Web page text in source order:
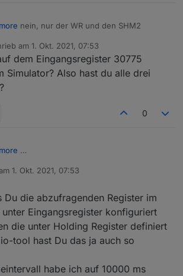
nein, nur der WR und den SHM2
am 1. Okt. 2021, 07:53
editiert von
dem Eingangsregister 30775
Simulator? Also hast du alle drei
0
1. Okt. 2021, 07:53
von
Du die abzufragenden Register im
Eingangsregister konfiguriert
die unter Holding Register definiert
tool hast Du das ja auch so
habe ich auf 10000 ms